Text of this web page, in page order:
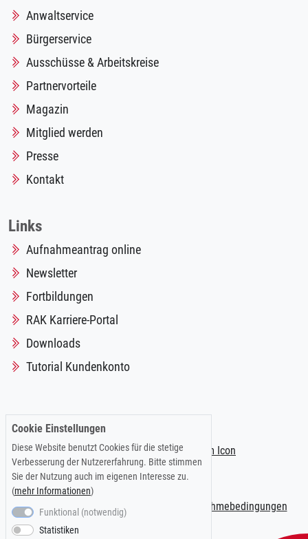
Anwaltservice
Bürgerservice
Ausschüsse & Arbeitskreise
Partnervorteile
Magazin
Mitglied werden
Presse
Kontakt
Links
Aufnahmeantrag online
Newsletter
Fortbildungen
RAK Karriere-Portal
Downloads
Tutorial Kundenkonto
Impressum |Datenschutzerklärung Teilnahmebedingungen
Cookie Einstellungen
Diese Website benutzt Cookies für die stetige
Verbesserung der Nutzererfahrung. Bitte stimmen
Sie der Nutzung auch im eigenen Interesse zu.
(mehr Informationen)
Funktional (notwendig)
Statistiken